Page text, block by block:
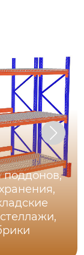
поддонов,